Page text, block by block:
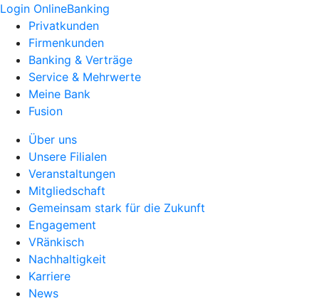
Login OnlineBanking
Privatkunden
Firmenkunden
Banking & Verträge
Service & Mehrwerte
Meine Bank
Fusion
Über uns
Unsere Filialen
Veranstaltungen
Mitgliedschaft
Gemeinsam stark für die Zukunft
Engagement
VRänkisch
Nachhaltigkeit
Karriere
News